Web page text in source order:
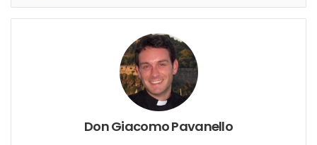
Don Giacomo Pavanello